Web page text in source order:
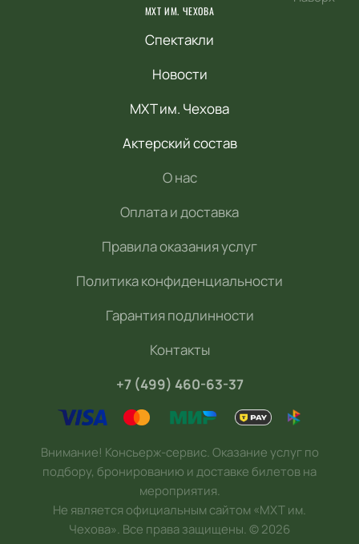
МХТ ИМ. ЧЕХОВА
Спектакли
Новости
МХТ им. Чехова
Актерский состав
О нас
Оплата и доставка
Правила оказания услуг
Политика конфиденциальности
Гарантия подлинности
Контакты
+7 (499) 460-63-37
Внимание! Консьерж-сервис. Оказание услуг по
подбору, бронированию и доставке билетов на
мероприятия.
Не является официальным сайтом «МХТ им.
Чехова». Все права защищены.©2026